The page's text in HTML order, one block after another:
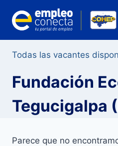
contenido
Todas las vacantes
Fundación
Tegucigalpa
Parece que no